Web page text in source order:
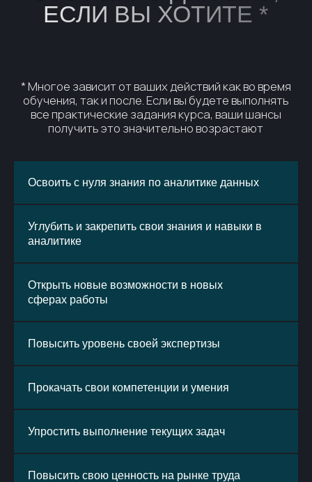
Освоить с нуля знания по аналитике данных
Углубить и закрепить свои знания и навыки в
аналитике
Открыть новые возможности в новых
сферах работы
Повысить уровень своей экспертизы
Прокачать свои компетенции и умения
Упростить выполнение текущих задач
Повысить свою ценность на рынке труда
Оставить заявку на курс
опытом работы
бизнесом
наша команда